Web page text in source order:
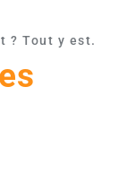
? Tout y est.